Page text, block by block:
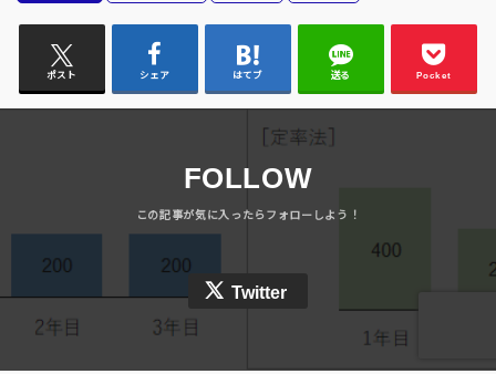
ポスト シェア はてブ 送る Pocket
FOLLOW
Twitter